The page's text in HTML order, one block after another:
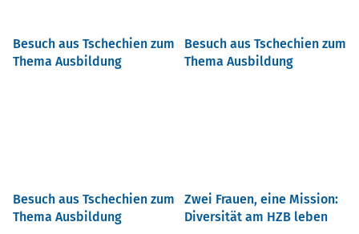
Besuch aus Tschechien zum
Thema Ausbildung
Besuch aus Tschechien zum
Thema Ausbildung
Besuch aus Tschechien zum
Thema Ausbildung
Zwei Frauen, eine Mission:
Diversität am HZB leben